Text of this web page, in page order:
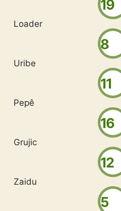
19
Loader
8
Uribe
11
Pepê
16
Grujic
12
Zaidu
5